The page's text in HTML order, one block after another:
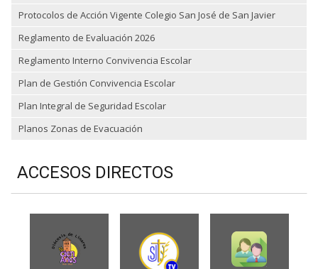
Protocolos de Acción Vigente Colegio San José de San Javier
Reglamento de Evaluación 2026
Reglamento Interno Convivencia Escolar
Plan de Gestión Convivencia Escolar
Plan Integral de Seguridad Escolar
Planos Zonas de Evacuación
ACCESOS DIRECTOS